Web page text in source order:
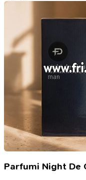
Parfumi Night De